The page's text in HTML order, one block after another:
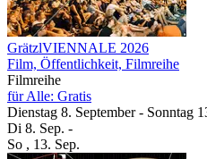
GrätzlVIENNALE 2026
Film, Öffentlichkeit, Filmreihe
Filmreihe
für Alle: Gratis
Dienstag 8. September- Sonntag
Di 8. Sep. -
So , 13. Sep.